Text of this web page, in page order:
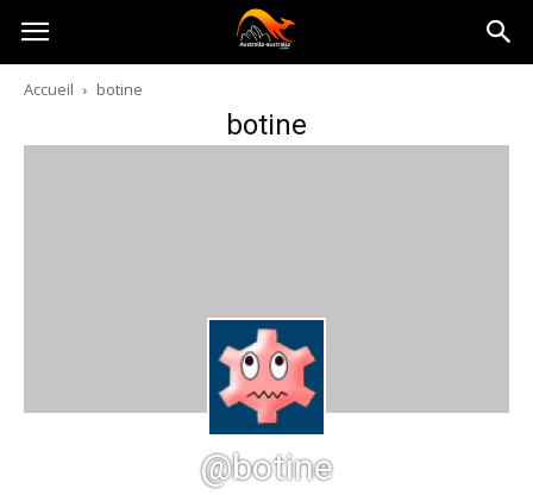
Australia-
australie.com
Accueil botine
botine
@botine